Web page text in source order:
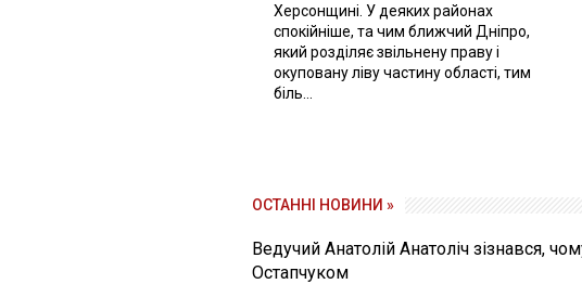
Херсонщині. У деяких районах
спокійніше, та чим ближчий Дніпро,
який розділяє звільнену праву і
окуповану ліву частину області, тим
біль...
ОСТАННІ НОВИНИ »
Ведучий Анатолій Анатоліч зізнався,
Остапчуком